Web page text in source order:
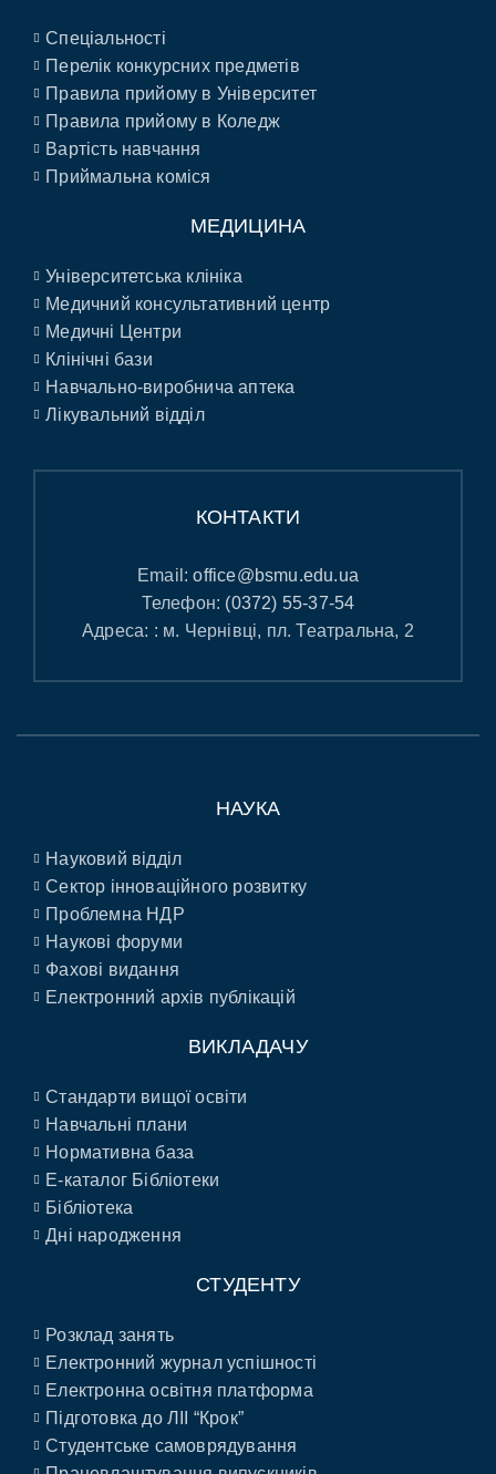
Спеціальності
Перелік конкурсних предметів
Правила прийому в Університет
Правила прийому в Коледж
Вартість навчання
Приймальна коміся
МЕДИЦИНА
Університетська клініка
Медичний консультативний центр
Медичні Центри
Клінічні бази
Навчально-виробнича аптека
Лікувальний відділ
КОНТАКТИ
Email:office@bsmu.edu.ua
Телефон: (0372) 55-37-54
Адреса: : м. Чернівці, пл. Театральна, 2
НАУКА
Науковий відділ
Сектор інноваційного розвитку
Проблемна НДР
Наукові форуми
Фахові видання
Електронний архів публікацій
ВИКЛАДАЧУ
Стандарти вищої освіти
Навчальні плани
Нормативна база
E-каталог Бібліотеки
Бібліотека
Дні народження
СТУДЕНТУ
Розклад занять
Електронний журнал успішності
Електронна освітня платформа
Підготовка до ЛІІ “Крок”
Студентське самоврядування